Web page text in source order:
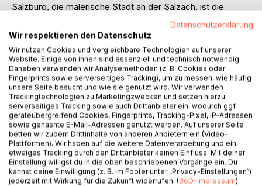
Salzburg, die malerische Stadt an der Salzach, ist die
Landeshauptstadt des umliegenden, gleichnamigen
Bundeslandes in Österreich. In der viertgrößten Stadt
Österreichs vereinen sich verschiedene Gebäude
unterschiedlichster Baustile und aus diversen historischen
Vergangenheiten zu einer atemberaubenden Kulisse. Die
charmanten Gässchen, die unterschiedlichen
architektonischen Meisterwerke und die wunderschöne
Umgebung führten auch dazu, dass Salzburg 1996 zu
einem UNESCO Weltkulturerbe erklärt wurde.
Mit 153.000 Einwohnern hat Salzburg einerseits den
Charme einer Kleinstadt, andererseits aber auch die
Strukturen und Einrichtungen einer Großstadt. In der Stadt
mit dem ältesten Christkindlmarkt Österreichs, aus dem 15.
Jahrhundert, wird immer etwas geboten. Sowohl Gäste als
Datenschutzerklärung
Wir respektieren den Datenschutz
Wir nutzen Cookies und vergleichbare Technologien auf unserer
Website. Einige von ihnen sind essenziell und technisch notwendig.
Daneben verwenden wir Analysemethoden (z. B. Cookies oder
Fingerprints sowie serverseitiges Tracking), um zu messen, wie häufig
unsere Seite besucht und wie sie genutzt wird. Wir verwenden
Trackingtechnologien zu Marketingzwecken und setzen hierzu
serverseitiges Tracking sowie auch Drittanbieter ein, wodurch ggf.
geräteübergreifend Cookies, Fingerprints, Tracking-Pixel, IP-Adressen
sowie gehashte E-Mail-Adressen genutzt werden. Auf unserer Seite
betten wir zudem Drittinhalte von anderen Anbietern ein (Video-
Plattformen). Wir haben auf die weitere Datenverarbeitung und ein
etwaiges Tracking durch den Drittanbieter keinen Einfluss. Mit deiner
Einstellung willigst du in die oben beschriebenen Vorgänge ein. Du
kannst deine Einwilligung (z. B. im Footer unter „Privacy-Einstellungen“)
jederzeit mit Wirkung für die Zukunft widerrufen. (BoD-Impressum)